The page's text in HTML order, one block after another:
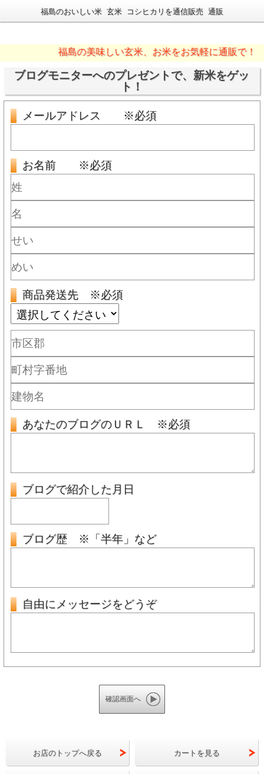
福島のおいしい米 玄米 コシヒカリを通信販売 通販
福島の美味しい玄米、お米をお気軽に通販で！
ブログモニターへのプレゼントで、新米をゲッ
ト！
メールアドレス ※必須
お名前 ※必須
商品発送先 ※必須
あなたのブログのＵＲＬ ※必須
ブログで紹介した月日
ブログ歴 ※「半年」など
自由にメッセージをどうぞ
お店のトップへ戻る カートを見る